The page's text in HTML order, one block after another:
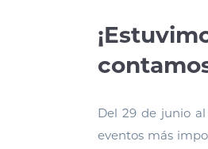
Del 29 de junio al
eventos más